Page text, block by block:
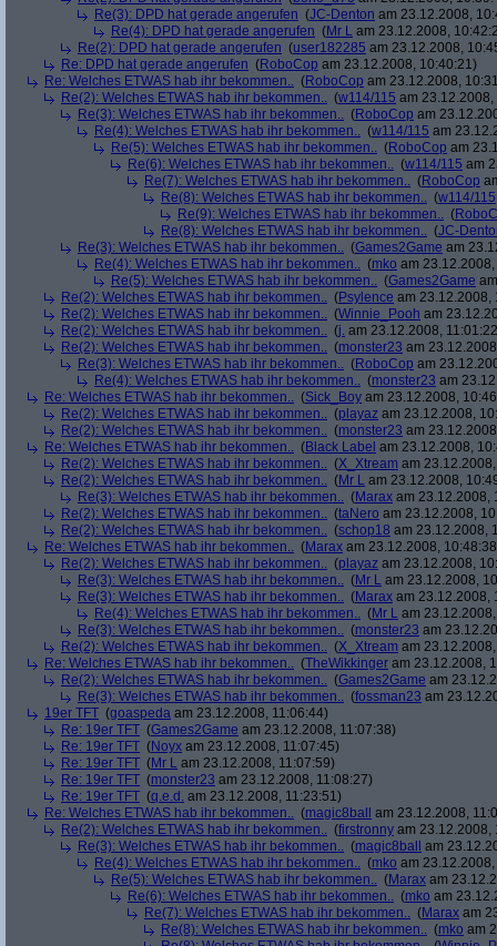
Re(3): DPD hat gerade angerufen (JC-Denton am 23.12.2008,
Re(4): DPD hat gerade angerufen (Mr L am 23.12.2008,
Re(2): DPD hat gerade angerufen (user182285 am 23.12.2008,
Re: DPD hat gerade angerufen (RoboCop am 23.12.2008, 10:40:21)
Re: Welches ETWAS hab ihr bekommen.. (RoboCop am 23.12.2008,
Re(2): Welches ETWAS hab ihr bekommen.. (w114/115 am
Re(3): Welches ETWAS hab ihr bekommen.. (RoboCop am
Re(4): Welches ETWAS hab ihr bekommen.. (w114/115 am
Re(5): Welches ETWAS hab ihr bekommen.. (RoboCop am
Re(6): Welches ETWAS hab ihr bekommen.. (w114/115 am
Re(7): Welches ETWAS hab ihr bekommen.. (RoboCop
Re(8): Welches ETWAS hab ihr bekommen.. (w114/115
Re(9): Welches ETWAS hab ihr bekommen.. (
Re(8): Welches ETWAS hab ihr bekommen.. (JC-
Re(3): Welches ETWAS hab ihr bekommen.. (Games2Game am
Re(4): Welches ETWAS hab ihr bekommen.. (mko am
Re(5): Welches ETWAS hab ihr bekommen.. (Games2Game
Re(2): Welches ETWAS hab ihr bekommen.. (Psylence am 23.12.2008,
Re(2): Welches ETWAS hab ihr bekommen.. (Winnie_Pooh am
Re(2): Welches ETWAS hab ihr bekommen.. (j. am 23.12.2008,
Re(2): Welches ETWAS hab ihr bekommen.. (monster23 am
Re(3): Welches ETWAS hab ihr bekommen.. (RoboCop am
Re(4): Welches ETWAS hab ihr bekommen.. (monster23 am
Re: Welches ETWAS hab ihr bekommen.. (Sick_Boy am 23.12.2008,
Re(2): Welches ETWAS hab ihr bekommen.. (playaz am 23.12.2008,
Re(2): Welches ETWAS hab ihr bekommen.. (monster23 am
Re: Welches ETWAS hab ihr bekommen.. (Black Label am 23.12.2008,
Re(2): Welches ETWAS hab ihr bekommen.. (X_Xtream am
Re(2): Welches ETWAS hab ihr bekommen.. (Mr L am 23.12.2008,
Re(3): Welches ETWAS hab ihr bekommen.. (Marax am 23.12.2008,
Re(2): Welches ETWAS hab ihr bekommen.. (taNero am 23.12.2008,
Re(2): Welches ETWAS hab ihr bekommen.. (schop18 am 23.12.2008,
Re: Welches ETWAS hab ihr bekommen.. (Marax am 23.12.2008,
Re(2): Welches ETWAS hab ihr bekommen.. (playaz am 23.12.2008,
Re(3): Welches ETWAS hab ihr bekommen.. (Mr L am 23.12.2008,
Re(3): Welches ETWAS hab ihr bekommen.. (Marax am 23.12.2008,
Re(4): Welches ETWAS hab ihr bekommen.. (Mr L am
Re(3): Welches ETWAS hab ihr bekommen.. (monster23 am
Re(2): Welches ETWAS hab ihr bekommen.. (X_Xtream am
Re: Welches ETWAS hab ihr bekommen.. (TheWikkinger am 23.12.2008,
Re(2): Welches ETWAS hab ihr bekommen.. (Games2Game am
Re(3): Welches ETWAS hab ihr bekommen.. (fossman23 am
19er TFT (goaspeda am 23.12.2008, 11:06:44)
Re: 19er TFT (Games2Game am 23.12.2008, 11:07:38)
Re: 19er TFT (Noyx am 23.12.2008, 11:07:45)
Re: 19er TFT (Mr L am 23.12.2008, 11:07:59)
Re: 19er TFT (monster23 am 23.12.2008, 11:08:27)
Re: 19er TFT (q.e.d. am 23.12.2008, 11:23:51)
Re: Welches ETWAS hab ihr bekommen.. (magic8ball
am 23.12.2008,
Re(2): Welches ETWAS hab ihr bekommen.. (firstronny am 23.12.2008,
Re(3): Welches ETWAS hab ihr bekommen.. (magic8ball
am
Re(4): Welches ETWAS hab ihr bekommen.. (mko am
Re(5): Welches ETWAS hab ihr bekommen.. (Marax am
Re(6): Welches ETWAS hab ihr bekommen.. (mko am
Re(7): Welches ETWAS hab ihr bekommen.. (Marax am
Re(8): Welches ETWAS hab ihr bekommen.. (mko am